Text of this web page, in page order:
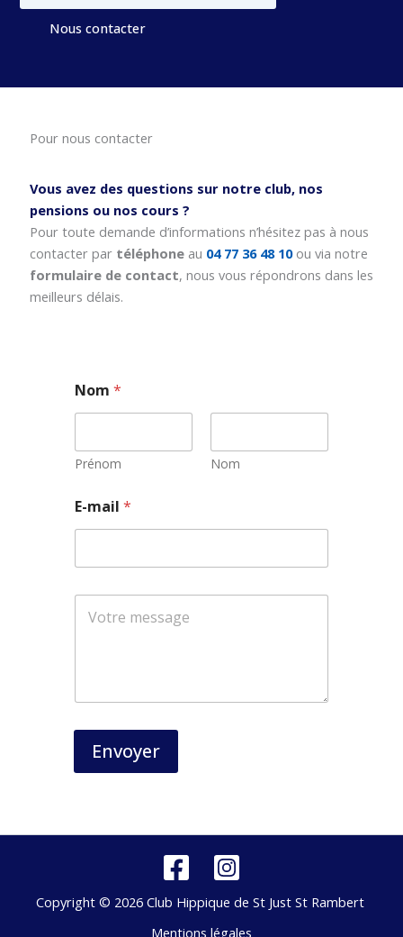
Nous contacter
Pour nous contacter
Vous avez des questions sur notre club, nos
pensions ou nos cours ?
Pour toute demande d’informations n’hésitez pas à nous
contacter par téléphoneau 04 77 36 48 10 ou via notre
formulaire de contact, nous vous répondrons dans les
meilleurs délais.
Nom*
Prénom Nom
E
-
a
l
E-mail*
Envoyer
Copyright © 2026 Club Hippique de St Just St Rambert
Mentions légales